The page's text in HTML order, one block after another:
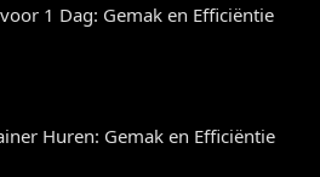
1 Dag: Gemak en Efficiëntie
Huren: Gemak en Efficiëntie